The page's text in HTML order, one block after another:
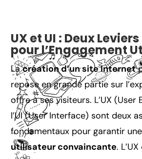
UX et UI : Deux
pour l’Engagement
Lacréation d’un site Internet
repose en grande partie sur
offre à ses visiteurs. L’UX (User
l’UI (User Interface) sont deux
fondamentaux pour garantir une
utilisateur convaincante.